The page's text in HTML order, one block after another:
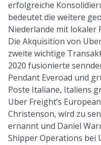
erfolgreiche
bedeutet die weitere
Niederlande mit lokaler
Die Akquisition von
zweite wichtige
2020 fusionierte
Pendant Everoad und
Poste Italiane, Italiens
Uber Freight’s
Christenson, wird zu
ernannt und Daniel
Shipper Operations bei